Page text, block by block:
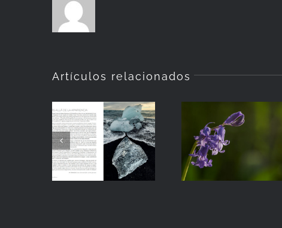
Artículos relacionados
Primeras
impresiones